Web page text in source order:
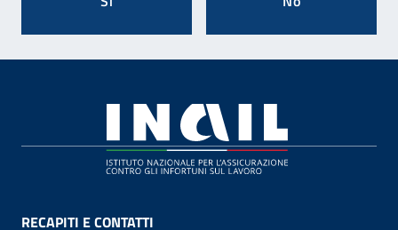
RECAPITI E CONTATTI